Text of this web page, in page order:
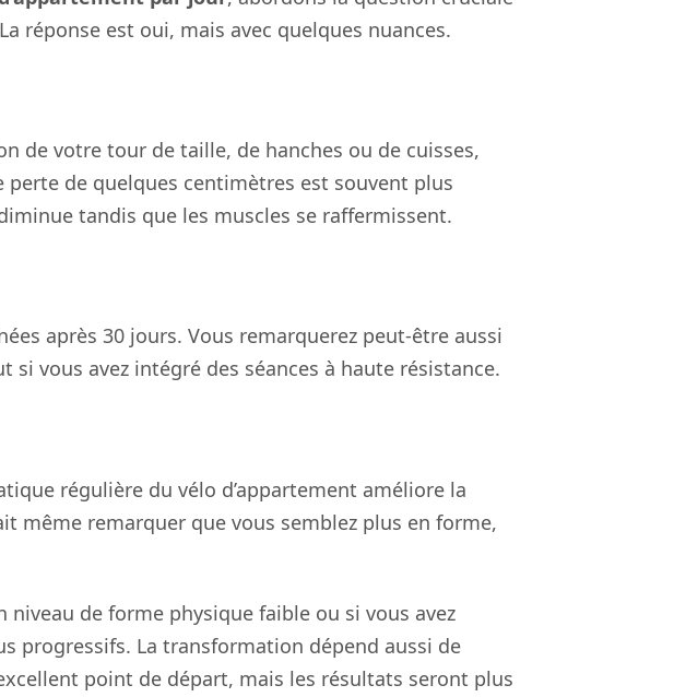
réponse est oui, mais avec quelques nuances.
de votre tour de taille, de hanches ou de cuisses,
perte de quelques centimètres est souvent plus
tandis que les muscles se raffermissent.
après 30 jours. Vous remarquerez peut-être aussi
vous avez intégré des séances à haute résistance.
régulière du vélo d’appartement améliore la
même remarquer que vous semblez plus en forme,
de forme physique faible ou si vous avez
progressifs. La transformation dépend aussi de
point de départ, mais les résultats seront plus